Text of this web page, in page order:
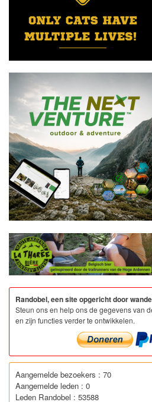
Randobel, een site opgericht door
Steun ons en help ons de gegevens van
en zijn functies verder te ontwikkelen.
Aangemelde bezoekers : 70
Aangemelde leden : 0
Leden Randobel : 53588